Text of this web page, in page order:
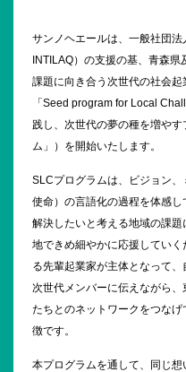
サンノヘエールは、一般社団法
INTILAQ）の支援の基、青森
課題に向き合う次世代の社会
「Seed program for Local
践し、次世代の夢の種を増や
ム」）を開始いたします。
SLCプログラムは、ビジョン
使命）の言語化の過程を体感
解決したいと考える地域の課
地できめ細やかに応援してい
る先輩起業家が主体となって
次世代メンバーに伝えながら
たちとのネットワークをつな
徴です。
本プログラムを通して、同じ